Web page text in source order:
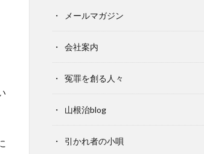
メールマガジン
会社案内
冤罪を創る人々
山根治blog
引かれ者の小唄